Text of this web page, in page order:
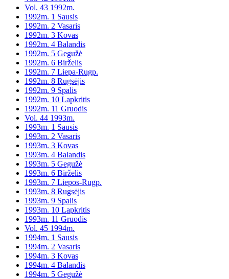
Vol. 43 1992m.
1992m. 1 Sausis
1992m. 2 Vasaris
1992m. 3 Kovas
1992m. 4 Balandis
1992m. 5 Gegužė
1992m. 6 Birželis
1992m. 7 Liepa-Rugp.
1992m. 8 Rugsėjis
1992m. 9 Spalis
1992m. 10 Lapkritis
1992m. 11 Gruodis
Vol. 44 1993m.
1993m. 1 Sausis
1993m. 2 Vasaris
1993m. 3 Kovas
1993m. 4 Balandis
1993m. 5 Gegužė
1993m. 6 Birželis
1993m. 7 Liepos-Rugp.
1993m. 8 Rugsėjis
1993m. 9 Spalis
1993m. 10 Lapkritis
1993m. 11 Gruodis
Vol. 45 1994m.
1994m. 1 Sausis
1994m. 2 Vasaris
1994m. 3 Kovas
1994m. 4 Balandis
1994m. 5 Gegužė